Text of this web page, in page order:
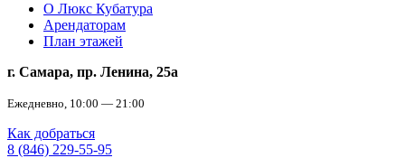
О Люкс Кубатура
Арендаторам
План этажей
г. Самара, пр. Ленина, 25а
Ежедневно, 10:00 — 21:00
Как добраться
8 (846) 229-55-95